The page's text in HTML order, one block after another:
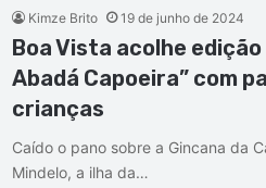
Kimze Brito 19 de junho de 2024
Boa Vista acolhe edição
Abadá Capoeira” com
crianças
Caído o pano sobre a Gincana da
Mindelo, a ilha da…